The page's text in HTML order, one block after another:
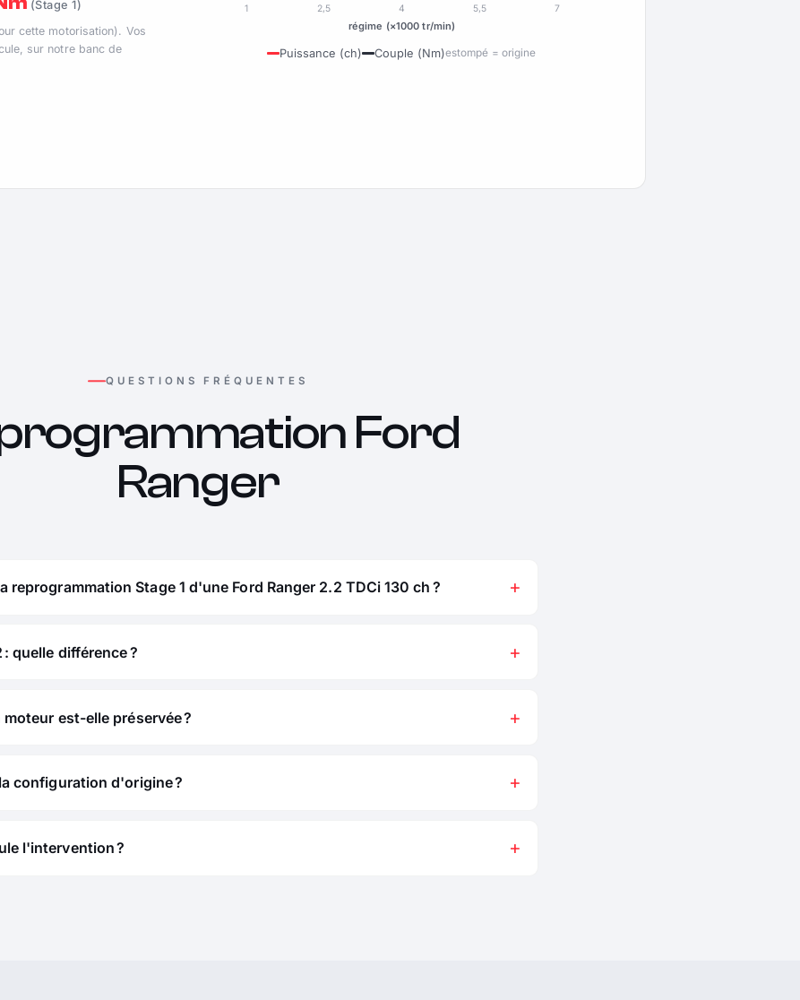
(Stage 1)
cette motorisation). Vos
sur notre banc de
1 2,5 4 5,5 7
régime (×1000 tr/min)
Puissance (ch) Couple (Nm)estompé = origine
QUESTIONS FRÉQUENTES
Ford
Ranger
reprogrammation Stage 1 d'une Ford Ranger 2.2 TDCi 130 ch ?
: quelle différence ?
est-elle préservée ?
configuration d'origine ?
l'intervention ?